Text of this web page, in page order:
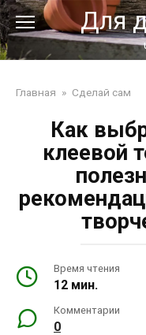
Перейти
к
контенту
Для
Главная » Сделай сам
Как
клеевой
Время чтения
12 мин.
Комментарии
0